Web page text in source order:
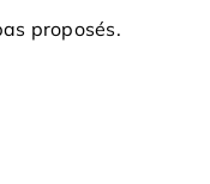
proposés.